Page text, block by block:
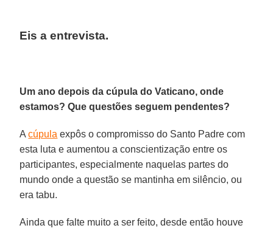
Eis a entrevista.
Um ano depois da cúpula do Vaticano, onde
estamos? Que questões seguem pendentes?
Acúpula expôs o compromisso do Santo Padre com
esta luta e aumentou a conscientização entre os
participantes, especialmente naquelas partes do
mundo onde a questão se mantinha em silêncio, ou
era tabu.
Ainda que falte muito a ser feito, desde então houve